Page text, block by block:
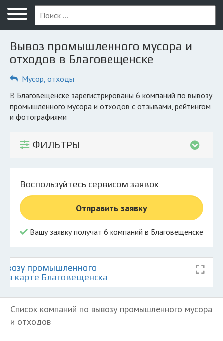
Меню
Главная
Вопрос юристу
Компании
КОМПАНИЯМ
© 2026 Все права защищены
Вывоз промышленного мусора и
отходов в Благовещенске
Мусор, отходы
в Благовещенске зарегистрированы 6 компаний по вывозу
промышленного мусора и отходов с отзывами, рейтингом
и фотографиями
ФИЛЬТРЫ
Воспользуйтесь сервисом заявок
Отправить заявку
Вашу заявку получат 6 компаний в Благовещенске
промышленного
карте Благовещенска
Список компаний по вывозу промышленного мусора
и отходов